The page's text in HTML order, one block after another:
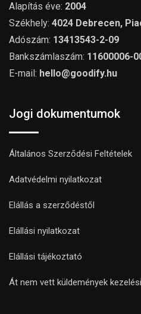
Alapítás éve: 2004
Székhely: 4024 Debrecen,
Adószám: 13413543-2-09
Bankszámlaszám: 11600006-
E-mail: hello@goodify.hu
Jogi dokumentumok
Általános Szerződési Feltételek
Adatvédelmi nyilatkozat
Elállás a szerződéstől
Elállási nyilatkozat
Elállási tájékoztató
Át nem vett küldemények